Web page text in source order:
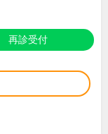
再診受付